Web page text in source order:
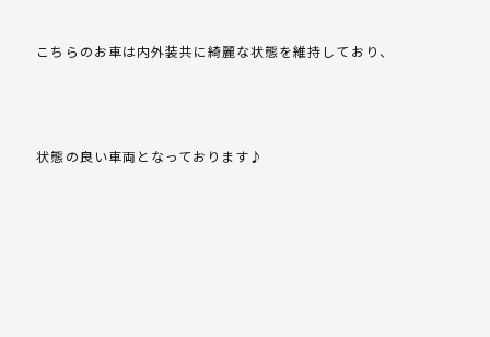
こちらのお車は内外装共に綺麗な状態を維持しており、
状態の良い車両となっております♪